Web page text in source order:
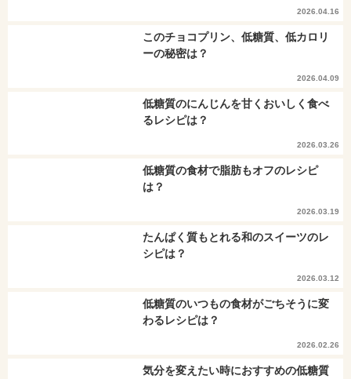
2026.04.16
このチョコプリン、低糖質、低カロリ
ーの秘密は？
2026.04.09
低糖質のにんじんを甘くおいしく食べ
るレシピは？
2026.03.26
低糖質の食材で脂肪もオフのレシピ
は？
2026.03.19
たんぱく質もとれる和のスイーツのレ
シピは？
2026.03.12
低糖質のいつもの食材がごちそうに変
わるレシピは？
2026.02.26
気分を変えたい時におすすめの低糖質